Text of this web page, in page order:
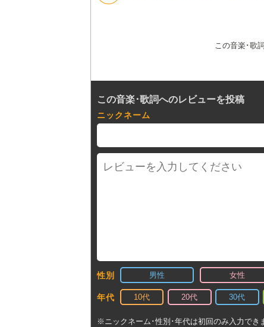
この音楽･歌
この音楽･歌詞へのレビューを投稿
ニックネーム
性別 男性 女性
年代 10代 20代 30代
※ニックネーム･性別･年代は初回のみ入力でき